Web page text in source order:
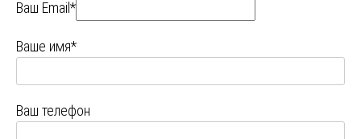
Ваш Email*
Ваше имя*
Ваш телефон